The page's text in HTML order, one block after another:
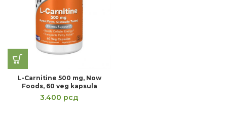
L-Carnitine 500 mg, Now
Foods, 60 veg kapsula
3.400 рсд